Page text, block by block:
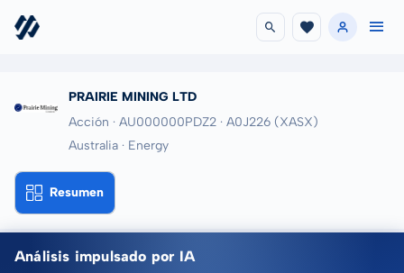
PRAIRIE MINING LTD
Acción · AU000000PDZ2 · A0J226 (XASX)
Australia · Energy
Resumen
Análisis impulsado por IA